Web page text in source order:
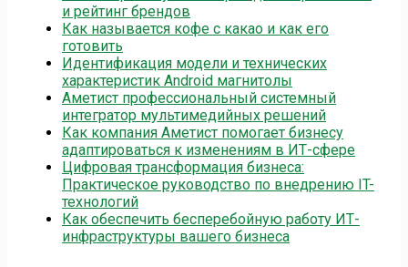
и рейтинг брендов
Как называется кофе с какао и как его
готовить
Идентификация модели и технических
характеристик Android магнитолы
Аметист профессиональный системный
интегратор мультимедийных решений
Как компания Аметист помогает бизнесу
адаптироваться к изменениям в ИТ-сфере
Цифровая трансформация бизнеса:
Практическое руководство по внедрению IT-
технологий
Как обеспечить бесперебойную работу ИТ-
инфраструктуры вашего бизнеса